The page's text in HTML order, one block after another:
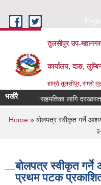
तुलसीपुर उप-
कार्यालय, दाङ,
हाम्रो तुलसीपुर, राम्रो
भर्खरैसरुवा सहमतिका लागि दरखास्त
You are here
Home » बोलपत्र स्वीकृत गर्ने
बोलपत्र स्वीकृत
प्रथम पटक